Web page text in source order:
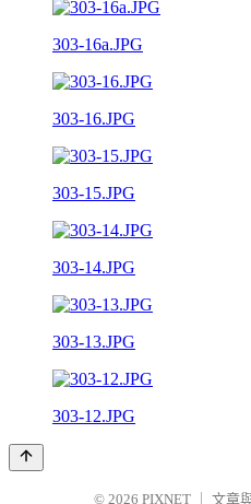
303-16a.JPG
303-16.JPG
303-15.JPG
303-14.JPG
303-13.JPG
303-12.JPG
© 2026 PIXNET 文章